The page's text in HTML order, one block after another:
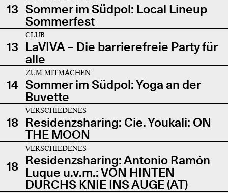
13 Sommer im Südpol: Local Lineup
Sommerfest
13
CLUB
LaVIVA – Die barrierefreie Party für
alle
14
ZUM MITMACHEN
Sommer im Südpol: Yoga an der
Buvette
18
VERSCHIEDENES
Residenzsharing: Cie. Youkali: ON
THE MOON
18
VERSCHIEDENES
Residenzsharing: Antonio Ramón
Luque u.v.m.: VON HINTEN
DURCHS KNIE INS AUGE (AT)